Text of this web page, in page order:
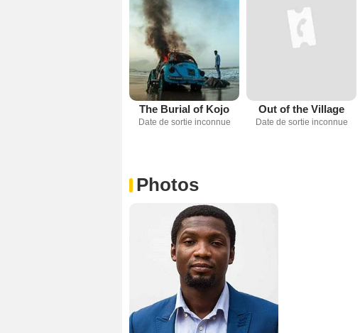
The Burial of Kojo
Date de sortie inconnue
Out of the Village
Date de sortie inconnue
Photos